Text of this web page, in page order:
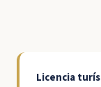
Licencia